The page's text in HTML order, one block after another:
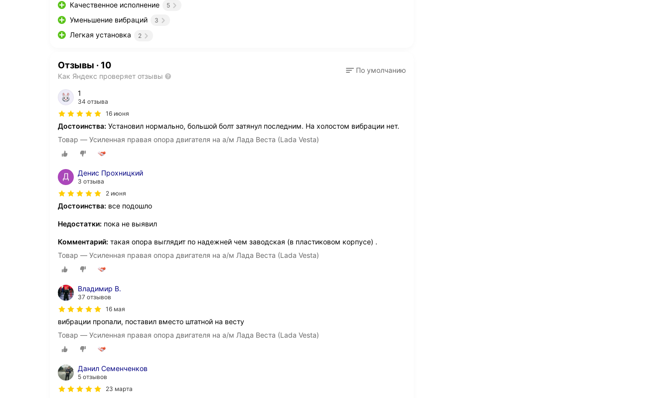
Качественное исполнение
5
Уменьшение вибраций 3
Легкая установка 2
Отзывы · 10
Как Яндекс проверяет отзывы
По умолчанию
1
34 отзыва
16 июня
Достоинства: Установил нормально, большой болт затянул последним. На холостом вибрации нет.
Товар — Усиленная правая опора двигателя на а/м Лада Веста (Lada Vesta)
Денис Прохницкий
3 отзыва
2 июня
Достоинства: все подошло
Недостатки: пока не выявил
Комментарий: такая опора выглядит по надежней чем заводская (в пластиковом корпусе) .
Товар — Усиленная правая опора двигателя на а/м Лада Веста (Lada Vesta)
Владимир В.
37 отзывов
16 мая
вибрации пропали, поставил вместо штатной на весту
Товар — Усиленная правая опора двигателя на а/м Лада Веста (Lada Vesta)
Данил Семенченков
5 отзывов
23 марта